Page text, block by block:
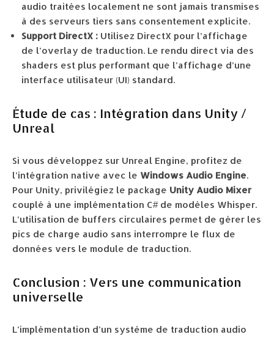
audio traitées localement ne sont jamais transmises
à des serveurs tiers sans consentement explicite.
Support DirectX : Utilisez DirectX pour l’affichage
de l’overlay de traduction. Le rendu direct via des
shaders est plus performant que l’affichage d’une
interface utilisateur (UI) standard.
Étude de cas : Intégration dans Unity /
Unreal
Si vous développez sur Unreal Engine, profitez de
l’intégration native avec le Windows Audio Engine.
Pour Unity, privilégiez le package Unity Audio Mixer
couplé à une implémentation C# de modèles Whisper.
L’utilisation de buffers circulaires permet de gérer les
pics de charge audio sans interrompre le flux de
données vers le module de traduction.
Conclusion : Vers une communication
universelle
L’implémentation d’un système de traduction audio